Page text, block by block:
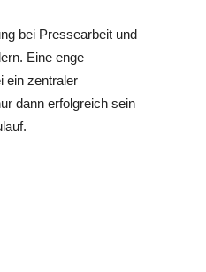
bei Pressearbeit und
Eine enge
ein zentraler
dann erfolgreich sein